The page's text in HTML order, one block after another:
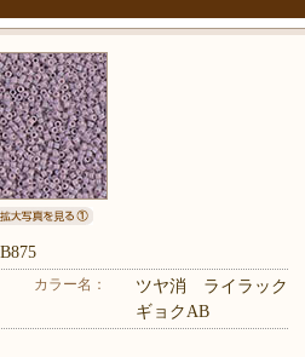
カラー名：
ツヤ消 ライラック
ギョクAB